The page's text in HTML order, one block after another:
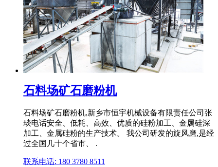
石料场矿石磨粉机
石料场矿石磨粉机,新乡市恒宇机械设备有限责任公司张
琰电话安全、低耗、高效、优质的硅粉加工、金属硅深
加工、金属硅粉的生产技术。 我公司研发的旋风磨,是经
过全国几十个省市、 .
联系电话: 180 3780 8511